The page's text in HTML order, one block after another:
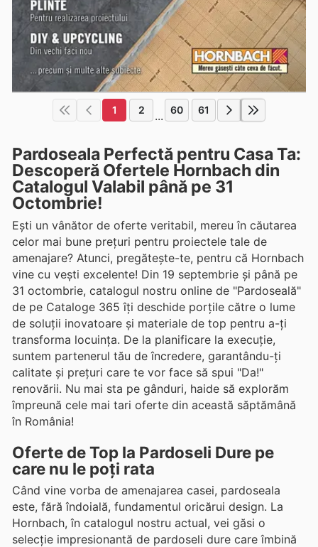
1 2 ... 60 61
Pardoseala Perfectă pentru Casa Ta:
Descoperă Ofertele Hornbach din
Catalogul Valabil până pe 31
Octombrie!
Ești un vânător de oferte veritabil, mereu în căutarea
celor mai bune prețuri pentru proiectele tale de
amenajare? Atunci, pregătește-te, pentru că Hornbach
vine cu vești excelente! Din 19 septembrie și până pe
31 octombrie, catalogul nostru online de "Pardoseală"
de pe Cataloge 365 îți deschide porțile către o lume
de soluții inovatoare și materiale de top pentru a-ți
transforma locuința. De la planificare la execuție,
suntem partenerul tău de încredere, garantându-ți
calitate și prețuri care te vor face să spui "Da!"
renovării. Nu mai sta pe gânduri, haide să explorăm
împreună cele mai tari oferte din această săptămână
în România!
Oferte de Top la Pardoseli Dure pe
care nu le poți rata
Când vine vorba de amenajarea casei, pardoseala
este, fără îndoială, fundamentul oricărui design. La
Hornbach, în catalogul nostru actual, vei găsi o
selecție impresionantă de pardoseli dure care îmbină